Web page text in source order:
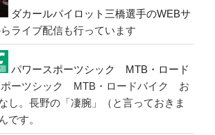
ダカールパイロット三橋選手のWEBサ
ライブ配信も行っています
パワースポーツシック MTB・ロード
ポーツシック MTB・ロードバイク お
し。長野の「凄腕」（と言っておきま
です。